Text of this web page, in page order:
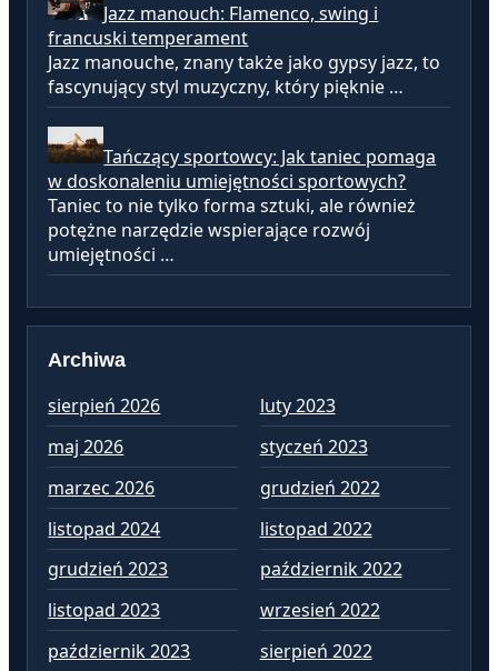
Jazz manouch: Flamenco, swing i
francuski temperament
Jazz manouche, znany także jako gypsy jazz, to
fascynujący styl muzyczny, który pięknie …
Tańczący sportowcy: Jak taniec pomaga
w doskonaleniu umiejętności sportowych?
Taniec to nie tylko forma sztuki, ale również
potężne narzędzie wspierające rozwój
umiejętności …
Archiwa
sierpień 2026
maj 2026
marzec 2026
listopad 2024
grudzień 2023
listopad 2023
październik 2023
luty 2023
styczeń 2023
grudzień 2022
listopad 2022
październik 2022
wrzesień 2022
sierpień 2022